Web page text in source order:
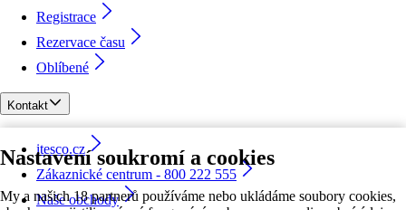
Nastavení soukromí a cookies
My a našich 18 partnerů používáme nebo ukládáme soubory cookies,
Registrace
Rezervace času
Oblíbené
Kontakt
itesco.cz
Zákaznické centrum - 800 222 555
Naše obchody